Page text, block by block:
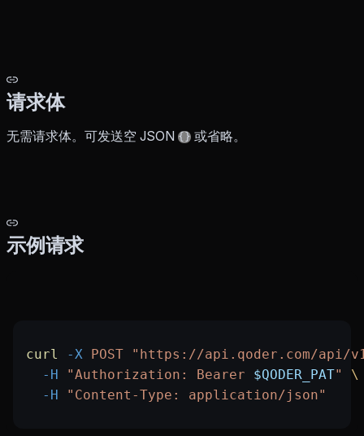
请求体
无需请求体。可发送空 JSON {} 或省略。
示例请求
curl -X POST "https://api.qoder.com/api/v1/
  -H
"Authorization: Bearer $QODER_PAT"
\
  -H
"Content-Type: application/json"